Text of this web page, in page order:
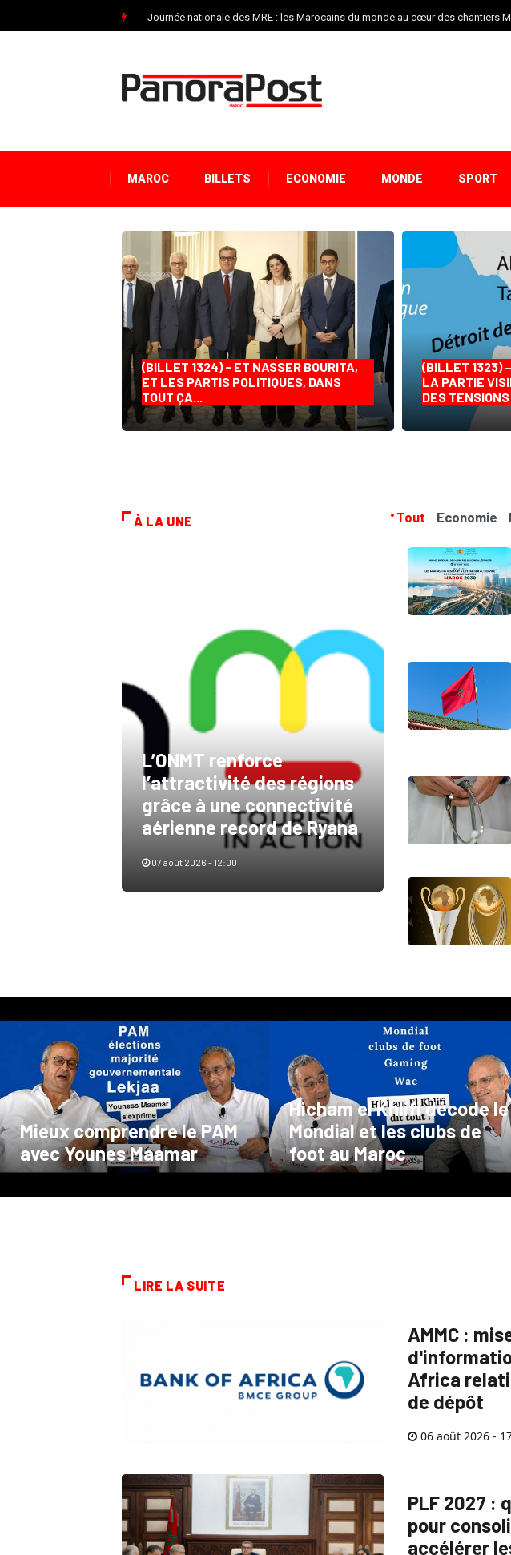
Journée nationale des MRE : les Marocains du monde au cœur des chantiers
MAROC BILLETS ECONOMIE MONDE SPORT
(BILLET 1324) - ET NASSER BOURITA,
ET LES PARTIS POLITIQUES, DANS
TOUT ÇA...
(BILLET 1323)
LA PARTIE
DES
À LA UNE Tout Economie
L’ONMT renforce
l’attractivité des régions
grâce à une connectivité
aérienne record de Ryana
07 août 2026 - 12:00
Mieux comprendre le PAM
avec Younes Maamar
Hicham el Khlifi décode le
Mondial et les clubs de
foot au Maroc
LIRE LA SUITE
AMMC :
Africa
de dépôt
06 août 2026 -
PLF 2027 :
pour
accélérer